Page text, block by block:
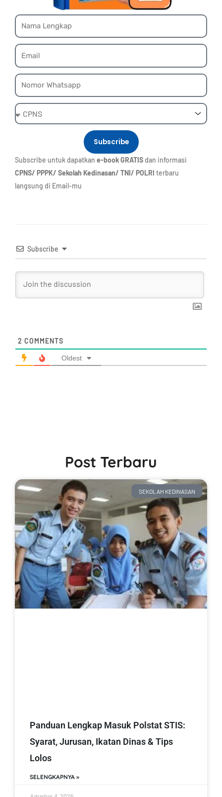
Name
Email
Whatsapp
Ebook
Subscribe
Subscribe untuk dapatkan e-book GRATISdan informasi
CPNS/ PPPK/ Sekolah Kedinasan/ TNI/ POLRI terbaru
langsung di Email-mu
Subscribe
2 COMMENTS
Oldest
Post Terbaru
SEKOLAH KEDINASAN
Panduan Lengkap Masuk Polstat STIS:
Syarat, Jurusan, Ikatan Dinas & Tips
Lolos
SELENGKAPNYA »